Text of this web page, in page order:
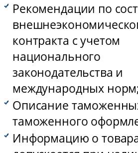
Рекомендации по
контракта с учетом
национального
законодательства и
международных
Описание
таможенного
Информацию о